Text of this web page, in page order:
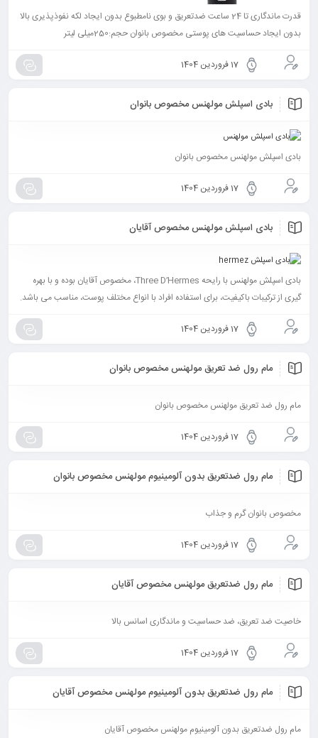
قدرت ماندگاری تا 24 ساعت ضدتعریق و بوی نامطبوع بدون ایجاد لکه نفوذپذیری بالا
بدون ایجاد حساسیت های پوستی مخصوص بانوان حجم:250میلی لیتر
17 فروردین 1404
بادی اسپلش مولهنس مخصوص بانوان
بادی اسپلش مولهنس مخصوص بانوان
17 فروردین 1404
بادی اسپلش مولهنس مخصوص آقایان
بادی اسپلش مولهنس با رایحه Three D’Hermes، مخصوص آقایان بوده و با بهره
گیری از ترکیبات باکیفیت، برای استفاده افراد با انواع مختلف پوست، مناسب می باشد.
17 فروردین 1404
مام رول ضد تعریق مولهنس مخصوص بانوان
مام رول ضد تعریق مولهنس مخصوص بانوان
17 فروردین 1404
مام رول ضدتعریق بدون آلومینیوم مولهنس مخصوص بانوان
مخصوص بانوان گرم و جذاب
17 فروردین 1404
مام رول ضدتعریق مولهنس مخصوص آقایان
خاصیت ضد تعریق، ضد حساسیت و ماندگاری اسانس بالا
17 فروردین 1404
مام رول ضدتعریق بدون آلومینیوم مولهنس مخصوص آقایان
مام رول ضدتعریق بدون آلومینیوم مولهنس مخصوص آقایان